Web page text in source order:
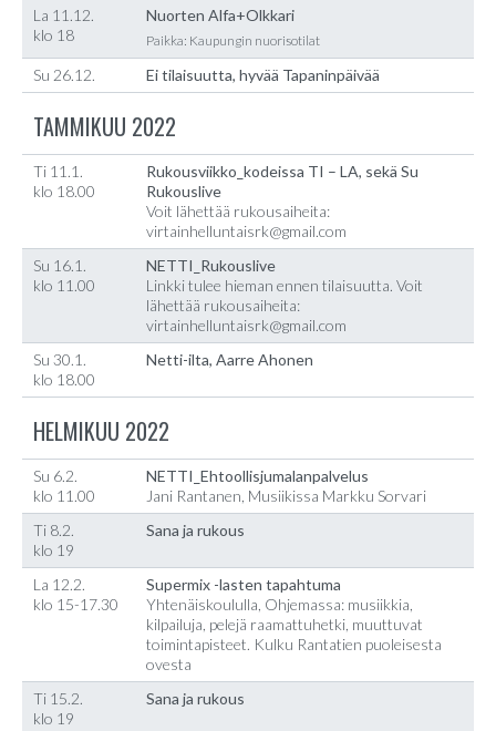
La 11.12.
klo 18
Nuorten Alfa+Olkkari
Paikka: Kaupungin nuorisotilat
Su 26.12. Ei tilaisuutta, hyvää Tapaninpäivää
TAMMIKUU 2022
Ti 11.1.
klo 18.00
Rukousviikko_kodeissa TI – LA, sekä Su
Rukouslive
Voit lähettää rukousaiheita:
virtainhelluntaisrk@gmail.com
Su 16.1.
klo 11.00
NETTI_Rukouslive
Linkki tulee hieman ennen tilaisuutta. Voit
lähettää rukousaiheita:
virtainhelluntaisrk@gmail.com
Su 30.1.
klo 18.00
Netti-ilta, Aarre Ahonen
HELMIKUU 2022
Su 6.2.
klo 11.00
NETTI_Ehtoollisjumalanpalvelus
Jani Rantanen, Musiikissa Markku Sorvari
Ti 8.2.
klo 19
Sana ja rukous
La 12.2.
klo 15-17.30
Supermix -lasten tapahtuma
Yhtenäiskoululla, Ohjemassa: musiikkia,
kilpailuja, pelejä raamattuhetki, muuttuvat
toimintapisteet. Kulku Rantatien puoleisesta
ovesta
Ti 15.2.
klo 19
Sana ja rukous